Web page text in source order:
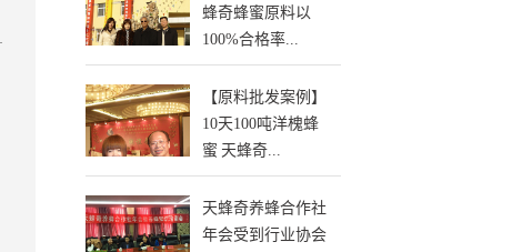
蜂奇蜂蜜原料以
100%合格率...
【原料批发案例】
10天100吨洋槐蜂
蜜 天蜂奇...
天蜂奇养蜂合作社
年会受到行业协会